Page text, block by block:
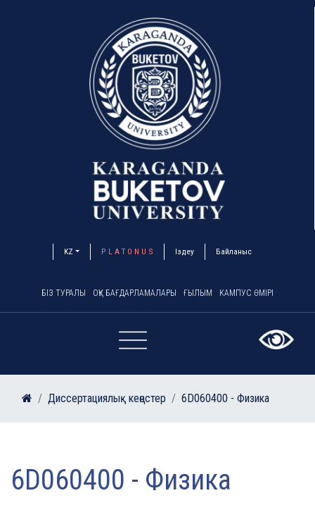
KZ P L A T O N U S Іздеу Байланыс
БІЗ ТУРАЛЫ ОҚУ БАҒДАРЛАМАЛАРЫ ҒЫЛЫМ КАМПУС ӨМІРІ
Диссертациялық кеңестер 6D060400 - Физика
6D060400 - Физика